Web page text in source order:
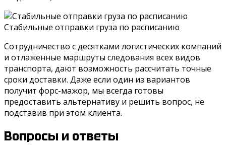
Стабильные отправки груза по расписанию
Сотрудничество с десятками логистических компаний
и отлаженные маршруты следования всех видов
транспорта, дают возможность рассчитать точные
сроки доставки. Даже если один из вариантов
получит форс-мажор, мы всегда готовы
предоставить альтернативу и решить вопрос, не
подставив при этом клиента.
Вопросы и ответы